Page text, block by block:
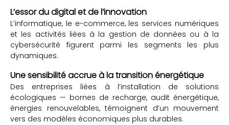
L’essor du digital et de l’innovation
L’informatique, le e-commerce, les services numériques
et les activités liées à la gestion de données ou à la
cybersécurité figurent parmi les segments les plus
dynamiques.
Une sensibilité accrue à la transition énergétique
Des entreprises liées à l’installation de solutions
écologiques — bornes de recharge, audit énergétique,
énergies renouvelables, témoignent d’un mouvement
vers des modèles économiques plus durables.